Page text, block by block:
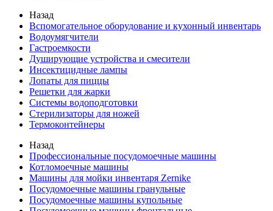
Назад
Вспомогательное оборудование и кухонный инвентарь
Водоумягчители
Гастроемкости
Душирующие устройства и смесители
Инсектицидные лампы
Лопаты для пиццы
Решетки для жарки
Системы водоподготовки
Стерилизаторы для ножей
Термоконтейнеры
Назад
Профессиональные посудомоечные машины
Котломоечные машины
Машины для мойки инвентаря Zernike
Посудомоечные машины гранульные
Посудомоечные машины купольные